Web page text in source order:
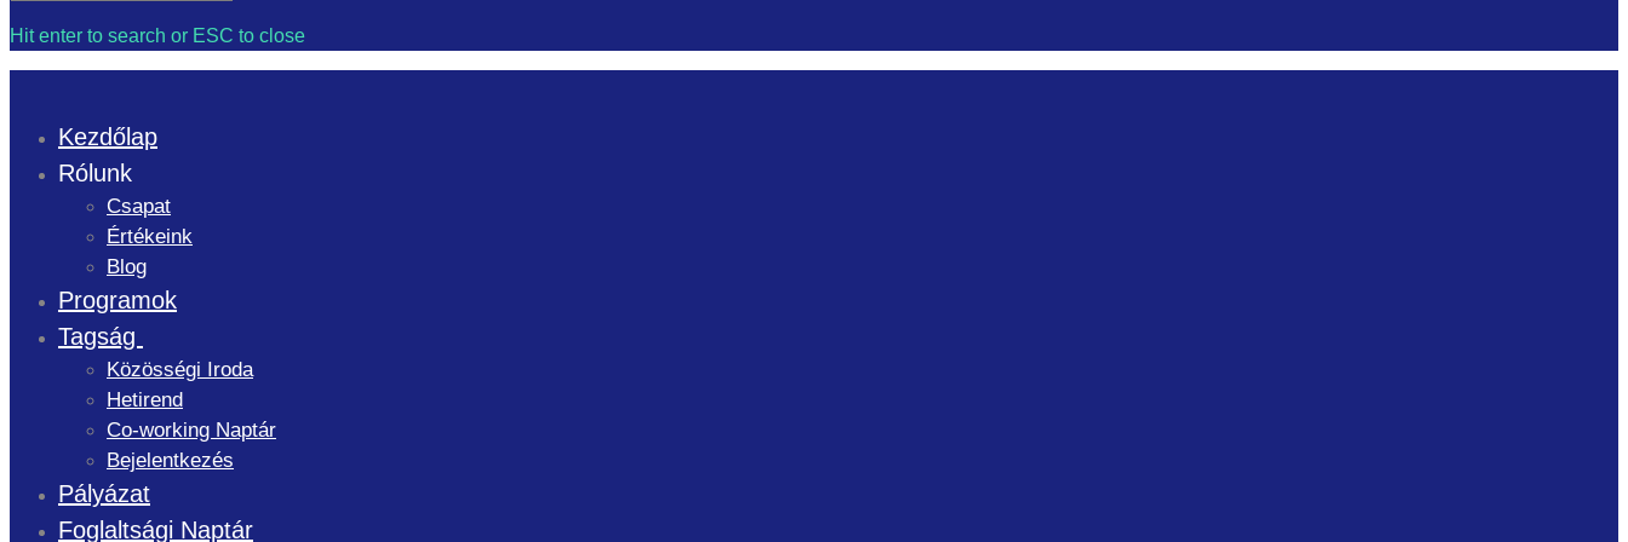
Hit enter to search or ESC to close
Kezdőlap
Rólunk
Csapat
Értékeink
Blog
Programok
Tagság
Közösségi Iroda
Hetirend
Co-working Naptár
Bejelentkezés
Pályázat
Foglaltsági Naptár